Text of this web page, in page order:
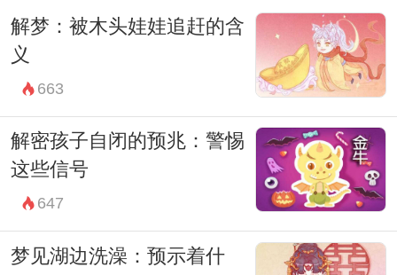
总的来说，梦到开方种菜可能代表着一种新
的开始和希望、生活的改变和转变、对未来
的期许和渴望，以及对内心成长和稳固的坚
定信念。无论梦到什么样的内容，都不必过
分在意，梦境是一种内心的宣泄和表达，更
多时候，是一种积极向上的心灵映射。
解梦：被木头娃娃追赶的含
义
663
解密孩子自闭的预兆：警惕
这些信号
647
梦见湖边洗澡：预示着什